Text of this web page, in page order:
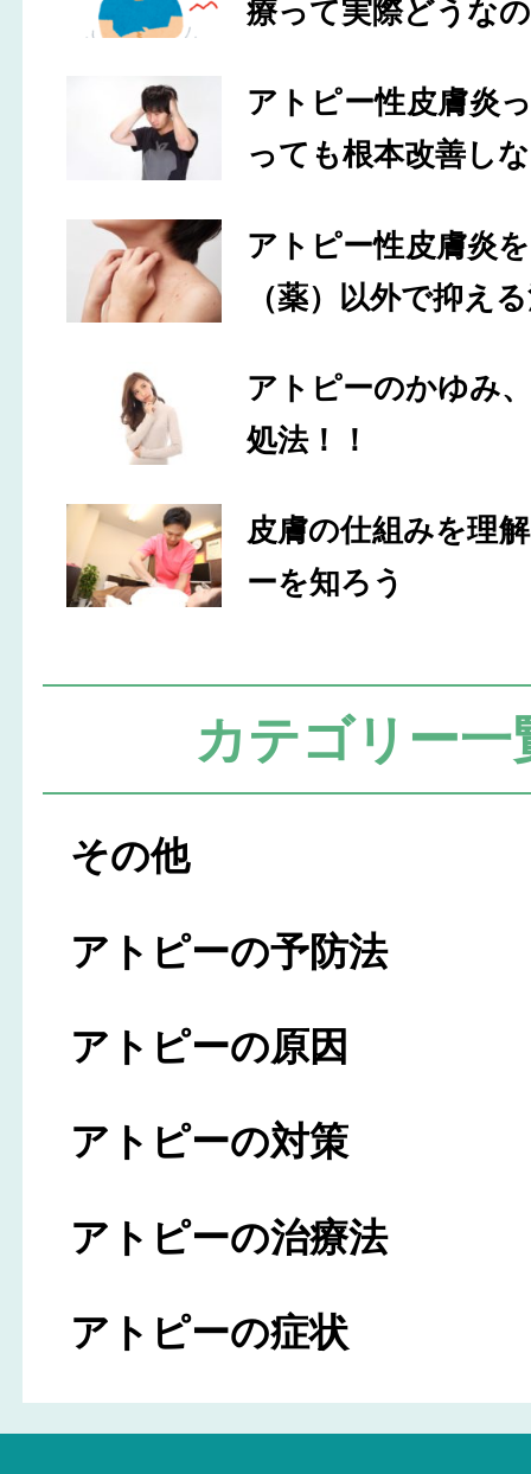
療って実際どうな
アトピー性皮膚炎
っても根本改善し
アトピー性皮膚炎
（薬）以外で抑え
アトピーのかゆみ
処法！！
皮膚の仕組みを理
ーを知ろう
カテゴリー一
その他
アトピーの予防法
アトピーの原因
アトピーの対策
アトピーの治療法
アトピーの症状